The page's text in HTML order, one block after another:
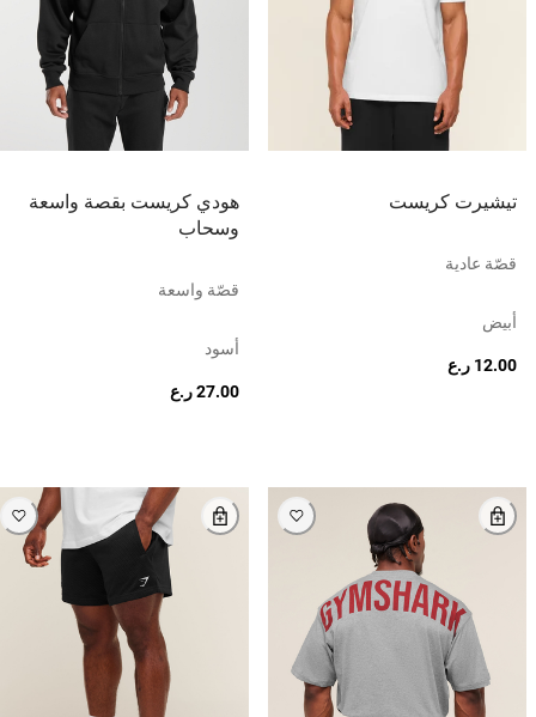
تيشيرت كريست
قصّة عادية
أبيض
12.00 ر.ع
هودي كريست بقصة واسعة
وسحاب
قصّة واسعة
أسود
27.00 ر.ع